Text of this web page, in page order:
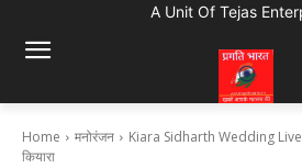
A Unit Of Tejas
Home मनोरंजन
Kiara Sidharth Wedding Live:
कियारा